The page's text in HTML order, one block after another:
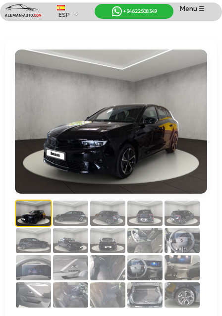
Coches de Alemania
Importación de Coches de Alemania
Menu ☰
+34 622 508 349
ESP